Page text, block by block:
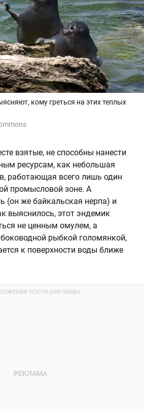
кому греться на этих теплых
взятые, не способны нанести
ресурсам, как небольшая
работающая всего лишь один
промысловой зоне. А
(он же байкальская нерпа) и
выяснилось, этот эндемик
не ценным омулем, а
рыбкой голомянкой,
к поверхности воды ближе